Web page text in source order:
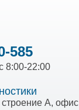
585
8:00-22:00
А, офис